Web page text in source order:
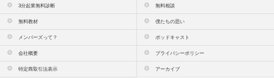
3分起業無料診断 無料相談
無料教材 僕たちの思い
メンバーズって？ ポッドキャスト
会社概要 プライバシーポリシー
特定商取引法表示 アーカイブ